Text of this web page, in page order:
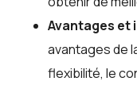
Avantages et
avantages de
flexibilité, le